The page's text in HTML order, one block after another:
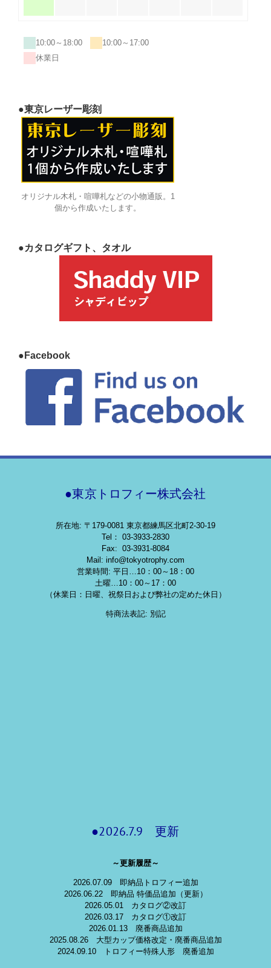
10:00～18:00
10:00～17:00
休業日
●東京レーザー彫刻
オリジナル木札・喧嘩札などの小物通販。1
個から作成いたします。
●カタログギフト、タオル
●Facebook
●東京トロフィー株式会社
所在地: 〒179-0081 東京都練馬区北町2-30-19
Tel： 03-3933-2830
Fax: 03-3931-8084
Mail: info@tokyotrophy.com
営業時間: 平日…10：00～18：00
土曜…10：00～17：00
（休業日：日曜、祝祭日および弊社の定めた休日）
特商法表記: 別記
●2026.7.9 更新
～更新履歴～
2026.07.09 即納品トロフィー追加
2026.06.22 即納品 特価品追加（更新）
2026.05.01 カタログ②改訂
2026.03.17 カタログ①改訂
2026.01.13 廃番商品追加
2025.08.26 大型カップ価格改定・廃番商品追加
2024.09.10 トロフィー特殊人形 廃番追加